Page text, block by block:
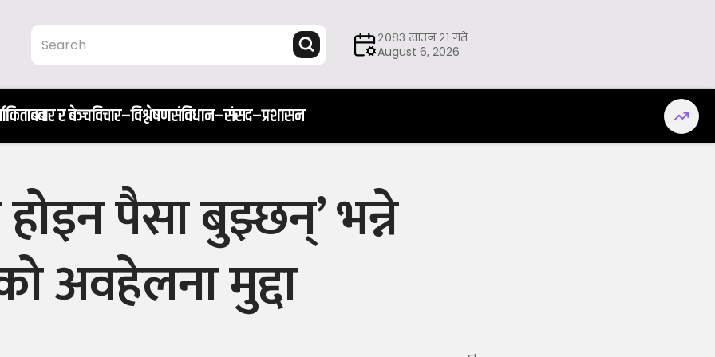
२०८३ साउन २१ गते
August 6, 2026
किताबबार र बेञ्चविचार–विश्लेषणसंविधान–संसद–प्रशासन
पैसा बुझ्छन्’ भन्ने
अवहेलना मुद्दा